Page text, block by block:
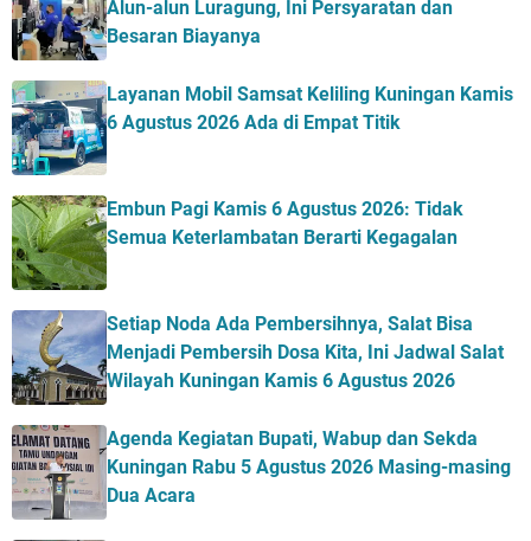
Alun-alun Luragung, Ini Persyaratan dan
Besaran Biayanya
Layanan Mobil Samsat Keliling Kuningan Kamis
6 Agustus 2026 Ada di Empat Titik
Embun Pagi Kamis 6 Agustus 2026: Tidak
Semua Keterlambatan Berarti Kegagalan
Setiap Noda Ada Pembersihnya, Salat Bisa
Menjadi Pembersih Dosa Kita, Ini Jadwal Salat
Wilayah Kuningan Kamis 6 Agustus 2026
Agenda Kegiatan Bupati, Wabup dan Sekda
Kuningan Rabu 5 Agustus 2026 Masing-masing
Dua Acara